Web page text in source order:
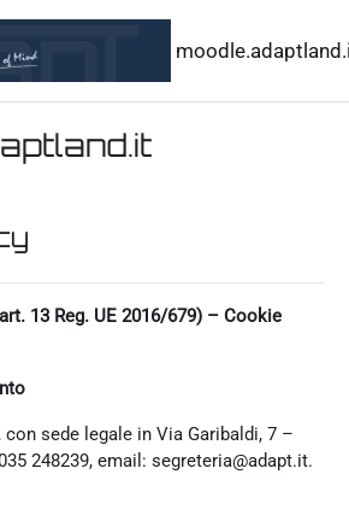
13 Reg. UE 2016/679) – Cookie
con sede legale in Via Garibaldi, 7 –
248239, email: segreteria@adapt.it.